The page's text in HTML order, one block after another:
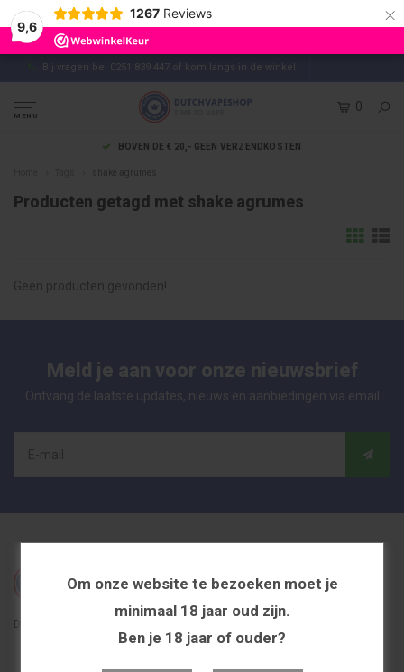
Om onze website te bezoeken moet je
minimaal 18 jaar oud zijn.
Ben je 18 jaar of ouder?
9,6
1267 Reviews ×
Bij vragen bel 0251 839 447 of kom langs in de winkel
MENU
0
BOVEN DE € 20,- GEEN VERZENDKOSTEN
shake agrumes
Producten getagd met shake agrumes
Geen producten gevonden!...
Meld je aan voor onze nieuwsbrief
Ontvang de laatste updates, nieuws en aanbiedingen via email
De beste en voordeligste vapeshop in Nederland